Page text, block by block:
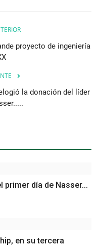
proyecto de ingeniería
la donación del líder
primer día de Nasser...
en su tercera